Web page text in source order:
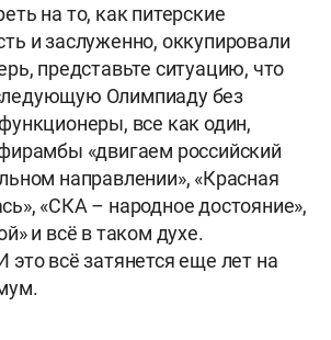
на то, как питерские
и заслуженно, оккупировали
представьте ситуацию, что
Олимпиаду без
все как один,
«двигаем российский
направлении», «Красная
«СКА – народное достояние»,
и всё в таком духе.
это всё затянется еще лет на